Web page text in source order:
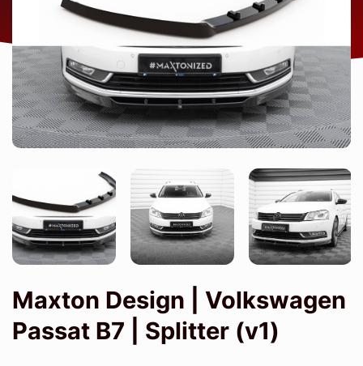
Maxton Design | Volkswagen
Passat B7 | Splitter (v1)